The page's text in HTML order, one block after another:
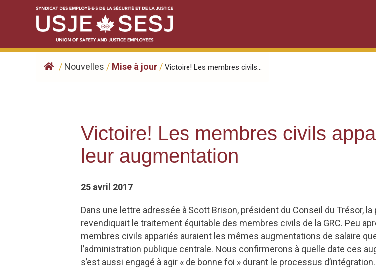
/ Nouvelles / Mise à jour / Victoire! Les membres civils...
Victoire! Les membres civils
leur augmentation
25 avril 2017
Dans une lettre adressée à Scott Brison, président du Conseil du Trésor, la
revendiquait le traitement équitable des membres civils de la GRC. Peu
membres civils appariés auraient les mêmes augmentations de salaire
l’administration publique centrale. Nous confirmerons à quelle date ces
s’est aussi engagé à agir « de bonne foi » durant le processus d’intégration.